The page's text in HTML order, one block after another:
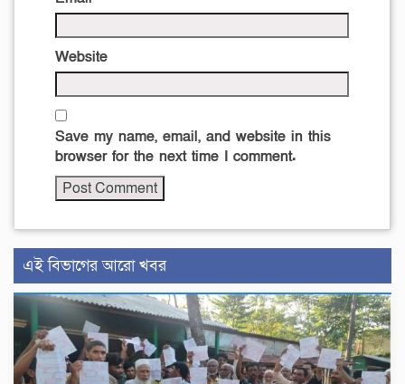
Website
Save my name, email, and website in this
browser for the next time I comment.
এই বিভাগের আরো খবর